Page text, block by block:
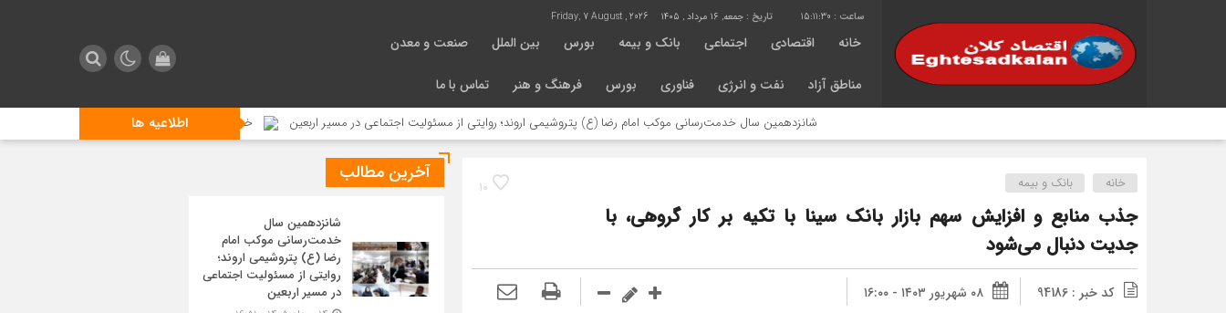
15:11:30 تاریخ : جمعه, ۱۶ مرداد , ۱۴۰۵ Friday, 7 August , 2026
خانه اقتصادی اجتماعی بانک و بیمه بورس بین الملل صنعت و معدن
مناطق آزاد نفت و انرژی فناوری بورس فرهنگ و هنر تماس با ما
اطلاعیه ها شانزدهمین سال خدمت‌رسانی موکب امام رضا (ع) پتروشیمی اروند؛ روایتی از مسئولیت اجتماعی در مسیر اربعین خدمات رسانی موکب محبان الرضای شهرداری منطقه ۴ در مسیر مشایه
10 خانه بانک و بیمه
جذب منابع و افزایش سهم بازار بانک سینا با تکیه بر کار گروهی، با
جدیت دنبال می‌شود
کد خبر : 94186 ۰۸ شهریور ۱۴۰۳ - ۱۶:۰۰
آخرین مطالب
شانزدهمین سال
خدمت‌رسانی موکب امام
رضا (ع) پتروشیمی اروند؛
روایتی از مسئولیت اجتماعی
در مسیر اربعین